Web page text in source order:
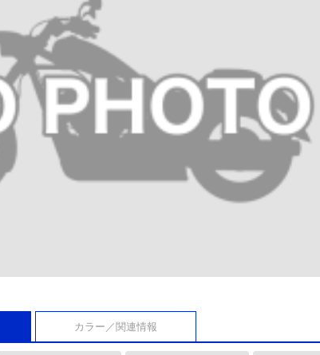
カラー／関連情報